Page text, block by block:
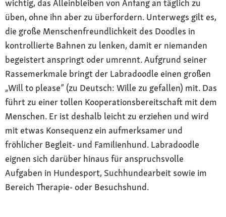
wichtig, das Alleinbleiben von Anfang an täglich zu
üben, ohne ihn aber zu überfordern. Unterwegs gilt es,
die große Menschenfreundlichkeit des Doodles in
kontrollierte Bahnen zu lenken, damit er niemanden
begeistert anspringt oder umrennt. Aufgrund seiner
Rassemerkmale bringt der Labradoodle einen großen
„Will to please” (zu Deutsch: Wille zu gefallen) mit. Das
führt zu einer tollen Kooperationsbereitschaft mit dem
Menschen. Er ist deshalb leicht zu erziehen und wird
mit etwas Konsequenz ein aufmerksamer und
fröhlicher Begleit- und Familienhund. Labradoodle
eignen sich darüber hinaus für anspruchsvolle
Aufgaben in Hundesport, Suchhundearbeit sowie im
Bereich Therapie- oder Besuchshund.